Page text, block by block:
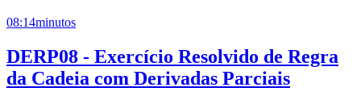
08:14minutos
DERP08 - Exercício Resolvido de Regra
da Cadeia com Derivadas Parciais